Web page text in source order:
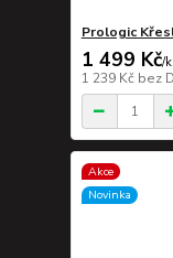
Prologic
1 499 Kč/
1 239 Kč bez
Akce
Novinka